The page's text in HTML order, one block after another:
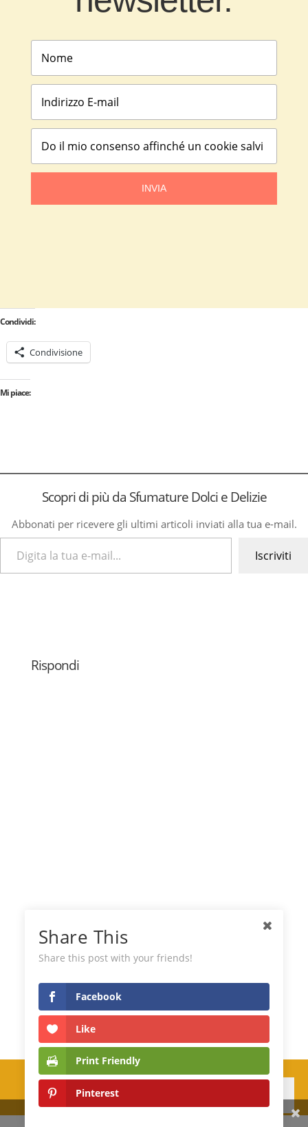
INVIA
Condividi:
Condivisione
Mi piace:
Scopri di più da Sfumature Dolci e Delizie
Abbonati per ricevere gli ultimi articoli inviati alla tua e-mail.
Digita la tua e-mail...
Iscriviti
Rispondi
Copyright © 2026 Sfumaturedolcidelizie
Share This
Share this post with your friends!
Facebook
Like
Print Friendly
Pinterest